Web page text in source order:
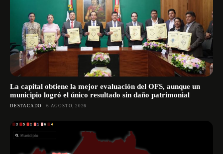
La capital obtiene la mejor evaluación del OFS, aunque un
municipio logró el único resultado sin daño patrimonial
DESTACADO 6 AGOSTO, 2026